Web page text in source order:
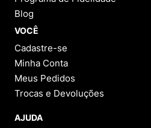
Blog
VOCÊ
Cadastre-se
Minha Conta
Meus Pedidos
Trocas e Devoluções
AJUDA